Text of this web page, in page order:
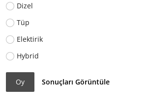
Dizel
Tüp
Elektirik
Hybrid
Oy Sonuçları Görüntüle